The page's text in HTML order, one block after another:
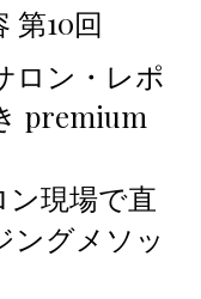
第10回
ロン・レポ
premium
ン現場で直
ングメソッ